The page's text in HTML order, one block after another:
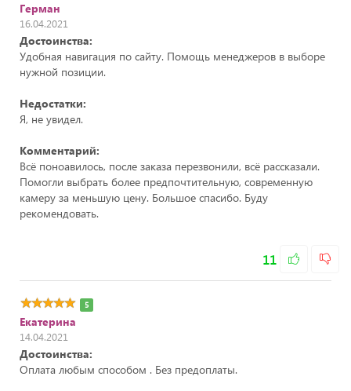
Герман
16.04.2021
Достоинства:
Удобная навигация по сайту. Помощь менеджеров в выборе
нужной позиции.
Недостатки:
Я, не увидел.
Комментарий:
Всё поноавилось, после заказа перезвонили, всё рассказали.
Помогли выбрать более предпочтительную, современную
камеру за меньшую цену. Большое спасибо. Буду
рекомендовать.
11
5
Екатерина
14.04.2021
Достоинства:
Оплата любым способом . Без предоплаты.